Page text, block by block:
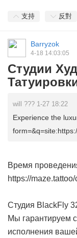
支持 反對
Barryzok
4-18 14:03:05
Студии
will ??? 1-27 18:22
Experience the
Время
https://
Студия BlackFly
Мы гарантируем
исполнения